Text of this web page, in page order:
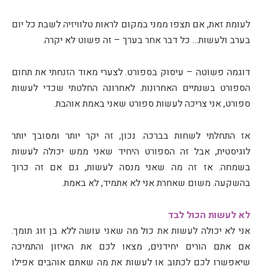
לעומת זאת, אם תצפו ממני במקום לראות טלוויזיה לשבת כל יום
בערב ולעשות… כל דבר אחר בערך – זה פשוט לא יקרה.
דוגמה פשוטה – עיסוק בספורט. לצערי מאוד הזנחתי את תחום
הספורט בשנתיים האחרונות. לאחרונה החלטתי שכדי לעשות
ספורט, אני צריכה לעשות ספורט שאני באמת אוהבת.
אז התחלתי לשחות בברכה. נכון, זה יקר יותר ומסובך יותר
לוגיסטית, אבל זה הספורט היחיד שאני ממש יכולה לעשות
בשמחה. אז זה מה שאני מנסה לעשות, גם אם זה כרוך
בהשקעה. משום שאחרת אני לא אתמיד, לא באמת.
לא לעשות הכול לבד
אני לא יכולה לעשות את כול מה שאני עושה ללא בן זוג תומך.
אם אתם הורים יחידנים, מצאו לכם את האיזון והתמיכה
שיאפשרו לכם לכתוב או לעשות את מה שאתם אוהבים אפילו